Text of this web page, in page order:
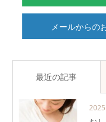
メールからの
最近の記事